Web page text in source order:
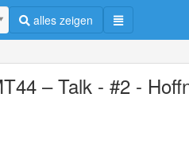
alles zeigen
– Talk - #2 -